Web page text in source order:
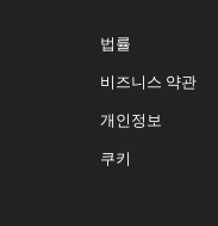
법률
비즈니스 약관
개인정보
쿠키